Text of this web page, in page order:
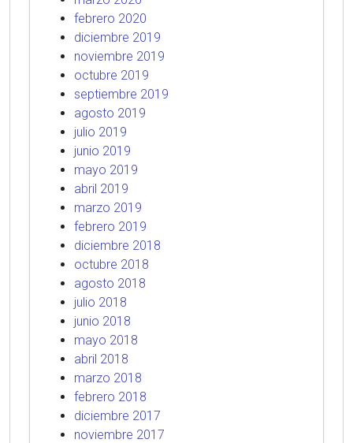
febrero 2020
diciembre 2019
noviembre 2019
octubre 2019
septiembre 2019
agosto 2019
julio 2019
junio 2019
mayo 2019
abril 2019
marzo 2019
febrero 2019
diciembre 2018
octubre 2018
agosto 2018
julio 2018
junio 2018
mayo 2018
abril 2018
marzo 2018
febrero 2018
diciembre 2017
noviembre 2017